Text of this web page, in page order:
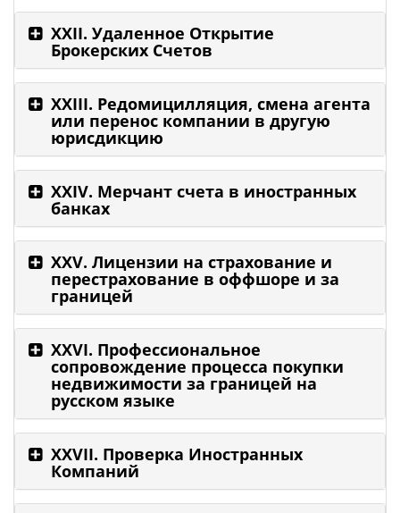
XXII. Удаленное Открытие
Брокерских Счетов
XXIII. Редомицилляция, смена агента
или перенос компании в другую
юрисдикцию
XXIV. Мерчант счета в иностранных
банках
XXV. Лицензии на страхование и
перестрахование в оффшоре и за
границей
XXVI. Профессиональное
сопровождение процесса покупки
недвижимости за границей на
русском языке
XXVII. Проверка Иностранных
Компаний